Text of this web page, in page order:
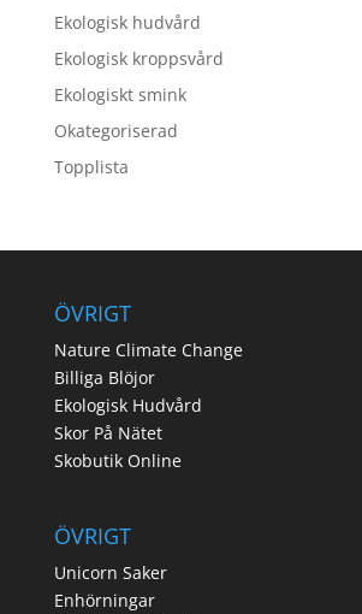
Ekologisk hudvård
Ekologisk kroppsvård
Ekologiskt smink
Okategoriserad
Topplista
ÖVRIGT
Nature Climate Change
Billiga Blöjor
Ekologisk Hudvård
Skor På Nätet
Skobutik Online
ÖVRIGT
Unicorn Saker
Enhörningar